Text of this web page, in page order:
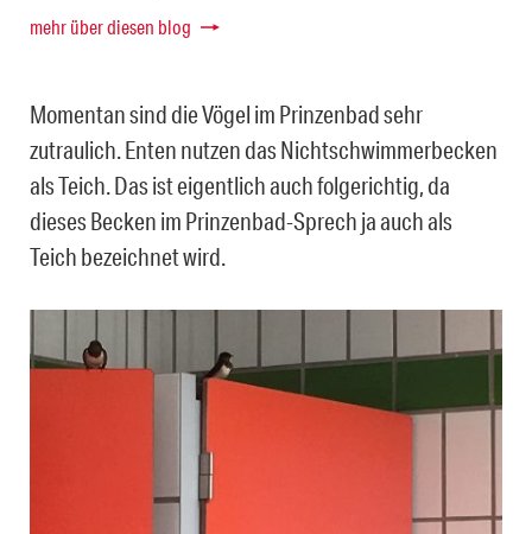
mehr über diesen blog
Momentan sind die Vögel im Prinzenbad sehr
zutraulich. Enten nutzen das Nichtschwimmerbecken
als Teich. Das ist eigentlich auch folgerichtig, da
dieses Becken im Prinzenbad-Sprech ja auch als
Teich bezeichnet wird.